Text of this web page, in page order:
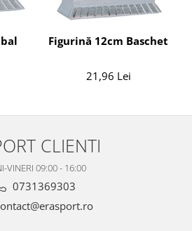
Figurină 12cm Baschet
21,96 Lei
CLIENTI
VINERI 09:00 - 16:00
0731369303